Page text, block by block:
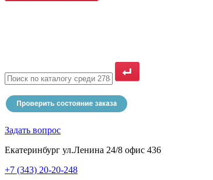
Задать вопрос
Екатеринбург ул.Ленина 24/8 офис 436
+7 (343) 20-20-248